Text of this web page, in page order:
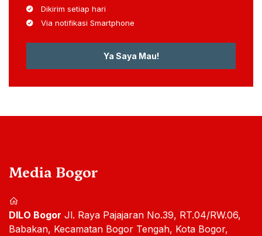
Dikirim setiap hari
Via notifikasi Smartphone
Ya Saya Mau!
Media Bogor
DILO Bogor Jl. Raya Pajajaran No.39, RT.04/RW.06,
Babakan, Kecamatan Bogor Tengah, Kota Bogor,